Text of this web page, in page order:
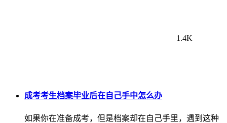
1.4K
成考考生档案毕业后在自己手中怎么办
如果你在准备成考，但是档案却在自己手里，遇到这种